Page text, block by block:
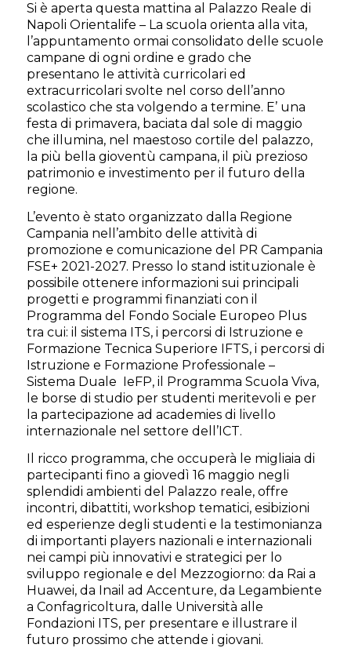
Si è aperta questa mattina al Palazzo Reale di
Napoli Orientalife – La scuola orienta alla vita,
l’appuntamento ormai consolidato delle scuole
campane di ogni ordine e grado che
presentano le attività curricolari ed
extracurricolari svolte nel corso dell’anno
scolastico che sta volgendo a termine. E’ una
festa di primavera, baciata dal sole di maggio
che illumina, nel maestoso cortile del palazzo,
la più bella gioventù campana, il più prezioso
patrimonio e investimento per il futuro della
regione.
L’evento è stato organizzato dalla Regione
Campania nell’ambito delle attività di
promozione e comunicazione del PR Campania
FSE+ 2021-2027. Presso lo stand istituzionale è
possibile ottenere informazioni sui principali
progetti e programmi finanziati con il
Programma del Fondo Sociale Europeo Plus
tra cui: il sistema ITS, i percorsi di Istruzione e
Formazione Tecnica Superiore IFTS, i percorsi di
Istruzione e Formazione Professionale –
Sistema Duale IeFP, il Programma Scuola Viva,
le borse di studio per studenti meritevoli e per
la partecipazione ad academies di livello
internazionale nel settore dell’ICT.
Il ricco programma, che occuperà le migliaia di
partecipanti fino a giovedì 16 maggio negli
splendidi ambienti del Palazzo reale, offre
incontri, dibattiti, workshop tematici, esibizioni
ed esperienze degli studenti e la testimonianza
di importanti players nazionali e internazionali
nei campi più innovativi e strategici per lo
sviluppo regionale e del Mezzogiorno: da Rai a
Huawei, da Inail ad Accenture, da Legambiente
a Confagricoltura, dalle Università alle
Fondazioni ITS, per presentare e illustrare il
futuro prossimo che attende i giovani.